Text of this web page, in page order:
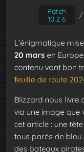
Patch
10.2.6
/
L’énigmatique
20 mars en
contenu vont bon
feuille de route
Blizzard nous livre
via une image que
cet article : une
tous parés de
des bateaux